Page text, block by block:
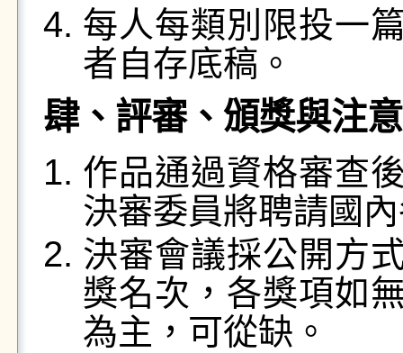
每人每類別限投一
者自存底稿。
肆、評審、頒獎與注
作品通過資格審查
決審委員將聘請國
決審會議採公開方
獎名次，各獎項如
為主，可從缺。